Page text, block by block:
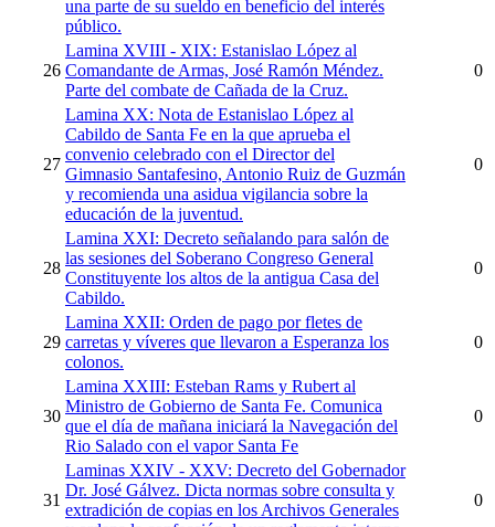
una parte de su sueldo en beneficio del interés
público.
26
Lamina XVIII - XIX: Estanislao López al
Comandante de Armas, José Ramón Méndez.
Parte del combate de Cañada de la Cruz.
0
27
Lamina XX: Nota de Estanislao López al
Cabildo de Santa Fe en la que aprueba el
convenio celebrado con el Director del
Gimnasio Santafesino, Antonio Ruiz de Guzmán
y recomienda una asidua vigilancia sobre la
educación de la juventud.
0
28
Lamina XXI: Decreto señalando para salón de
las sesiones del Soberano Congreso General
Constituyente los altos de la antigua Casa del
Cabildo.
0
29
Lamina XXII: Orden de pago por fletes de
carretas y víveres que llevaron a Esperanza los
colonos.
0
30
Lamina XXIII: Esteban Rams y Rubert al
Ministro de Gobierno de Santa Fe. Comunica
que el día de mañana iniciará la Navegación del
Rio Salado con el vapor Santa Fe
0
31
Laminas XXIV - XXV: Decreto del Gobernador
Dr. José Gálvez. Dicta normas sobre consulta y
extradición de copias en los Archivos Generales
0